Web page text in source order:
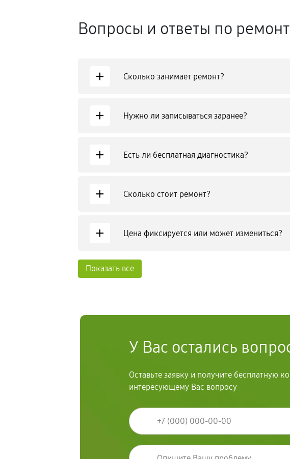
Вопросы и ответы по
+ Сколько занимает ремонт?
+ Нужно ли записываться заранее?
+ Есть ли бесплатная диагностика?
+ Сколько стоит ремонт?
+ Цена фиксируется или может измениться?
Показать все
У Вас остались
Оставьте заявку и получите бесплатную
интересующему Вас вопросу